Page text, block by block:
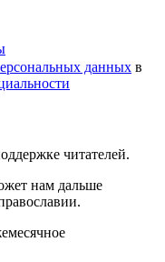
данных в
читателей.
нам дальше
.